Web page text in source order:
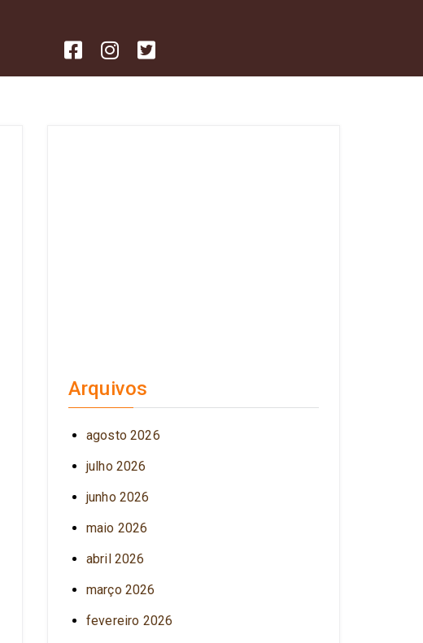
Arquivos
agosto 2026
julho 2026
junho 2026
maio 2026
abril 2026
março 2026
fevereiro 2026